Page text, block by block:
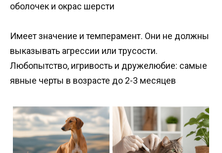
оболочек и окрас шерсти
Имеет значение и темперамент. Они не должны
выказывать агрессии или трусости.
Любопытство, игривость и дружелюбие: самые
явные черты в возрасте до 2-3 месяцев